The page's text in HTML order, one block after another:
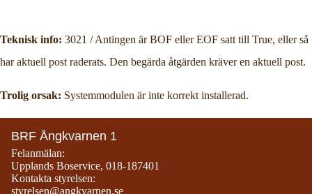
Teknisk info: 3021 / Antingen är BOF eller EOF satt till True, eller så
har aktuell post raderats. Den begärda åtgärden kräver en aktuell post.
Trolig orsak: Systemmodulen är inte korrekt installerad.
BRF Ångkvarnen 1
Felanmälan:
Upplands Boservice, 018-187401
Kontakta styrelsen:
styrelsen@angkvarnen.se